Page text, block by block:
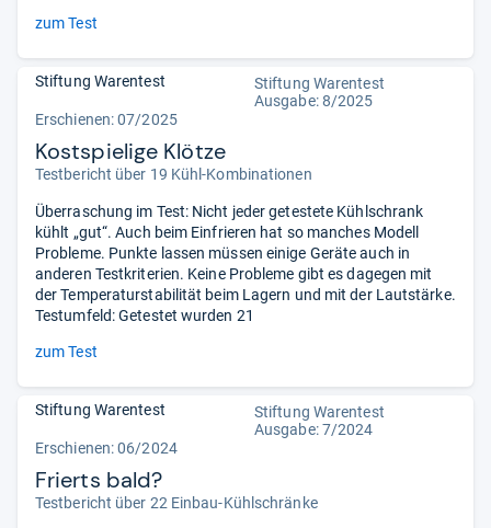
zum Test
Stiftung Warentest
Stiftung Warentest
Ausgabe: 8/2025
Erschienen: 07/2025
Kostspielige Klötze
Testbericht über 19 Kühl-Kombinationen
Überraschung im Test: Nicht jeder getestete Kühlschrank
kühlt „gut“. Auch beim Einfrieren hat so manches Modell
Probleme. Punkte lassen müssen einige Geräte auch in
anderen Testkriterien. Keine Probleme gibt es dagegen mit
der Temperaturstabilität beim Lagern und mit der Lautstärke.
Testumfeld: Getestet wurden 21
zum Test
Stiftung Warentest
Stiftung Warentest
Ausgabe: 7/2024
Erschienen: 06/2024
Frierts bald?
Testbericht über 22 Einbau-Kühlschränke